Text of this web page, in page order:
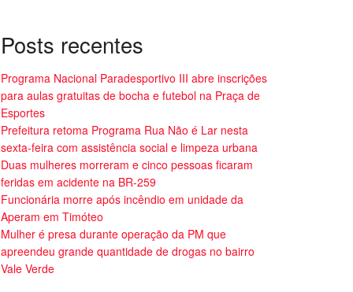
Posts recentes
Programa Nacional Paradesportivo III abre inscrições
para aulas gratuitas de bocha e futebol na Praça de
Esportes
Prefeitura retoma Programa Rua Não é Lar nesta
sexta-feira com assistência social e limpeza urbana
Duas mulheres morreram e cinco pessoas ficaram
feridas em acidente na BR-259
Funcionária morre após incêndio em unidade da
Aperam em Timóteo
Mulher é presa durante operação da PM que
apreendeu grande quantidade de drogas no bairro
Vale Verde